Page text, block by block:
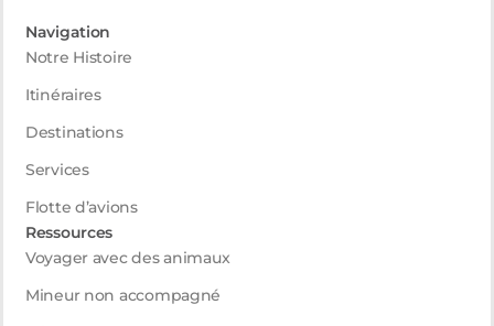
Navigation
Notre Histoire
Itinéraires
Destinations
Services
Flotte d’avions
Ressources
Voyager avec des animaux
Mineur non accompagné